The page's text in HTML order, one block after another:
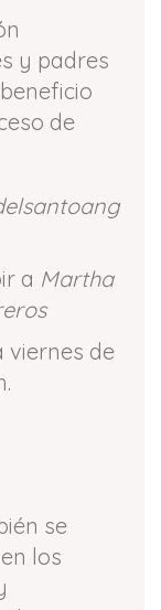
y padres
de
a Martha
viernes de
se
los